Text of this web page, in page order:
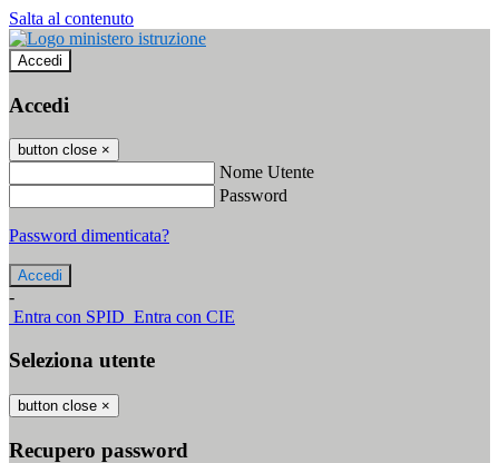
Salta al contenuto
Accedi
Accedi
button close ×
Nome Utente
Password
Password dimenticata?
-
Entra con SPID Entra con CIE
Seleziona utente
button close ×
Recupero password